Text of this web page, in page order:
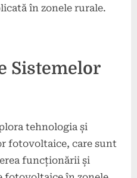
în zonele rurale.
Sistemelor
tehnologia și
fotovoltaice, care sunt
funcționării și